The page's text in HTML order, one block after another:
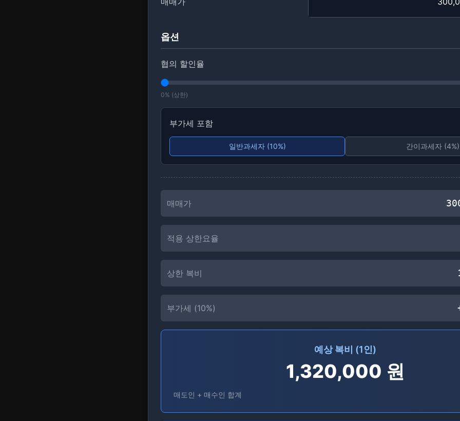
옵션
협의 할인율
0% (상한)
부가세 포함
일반과세자 (10%) 간이과세자 (4%)
매매가
적용 상한요율
상한 복비
부가세 (10%)
예상 복비 (1인)
1,320,000 원
매도인 + 매수인 합계